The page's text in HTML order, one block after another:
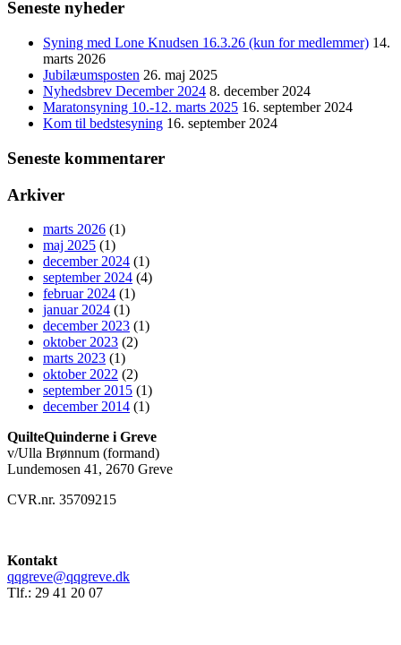
Seneste nyheder
Syning med Lone Knudsen 16.3.26 (kun for medlemmer) 14.
marts 2026
Jubilæumsposten 26. maj 2025
Nyhedsbrev December 2024 8. december 2024
Maratonsyning 10.-12. marts 2025 16. september 2024
Kom til bedstesyning 16. september 2024
Seneste kommentarer
Arkiver
marts 2026 (1)
maj 2025 (1)
december 2024 (1)
september 2024 (4)
februar 2024 (1)
januar 2024 (1)
december 2023 (1)
oktober 2023 (2)
marts 2023 (1)
oktober 2022 (2)
september 2015 (1)
december 2014 (1)
QuilteQuinderne i Greve
v/Ulla Brønnum (formand)
Lundemosen 41, 2670 Greve
CVR.nr. 35709215
Kontakt
qqgreve@qqgreve.dk
Tlf.: 29 41 20 07